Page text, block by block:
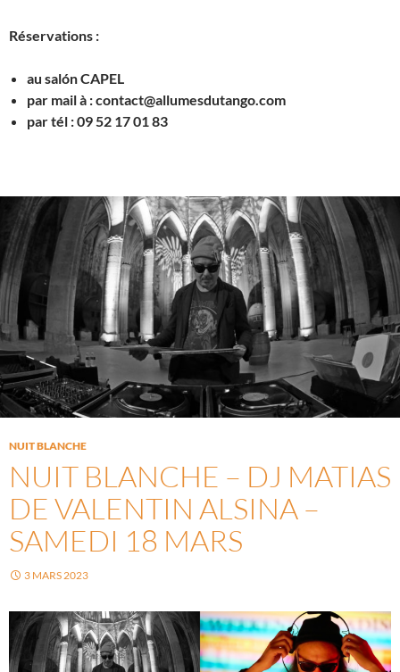
Réservations :
au salón CAPEL
par mail à : contact@allumesdutango.com
par tél : 09 52 17 01 83
NUIT BLANCHE
NUIT BLANCHE – DJ MATIAS
DE VALENTIN ALSINA –
SAMEDI 18 MARS
3 MARS 2023